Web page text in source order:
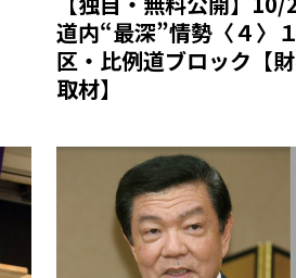
道内“最深”情勢〈４〉
区・比例道ブロック【
取材】